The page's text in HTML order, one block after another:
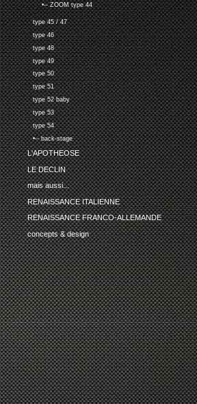
•-- ZOOM type 44
type 45 / 47
type 46
type 48
type 49
type 50
type 51
type 52 baby
type 53
type 54
•-- back-stage
L'APOTHEOSE
LE DECLIN
mais aussi...
RENAISSANCE ITALIENNE
RENAISSANCE FRANCO-ALLEMANDE
concepts & design